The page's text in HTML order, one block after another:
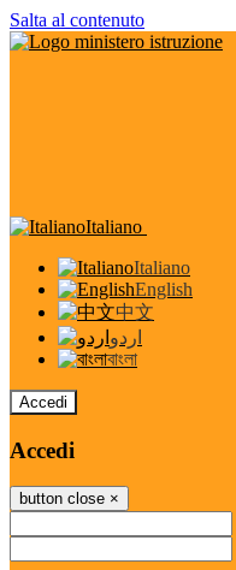
Salta al contenuto
Italiano
Italiano
English
中文
اردو
বাংলা
Accedi
Accedi
button close ×